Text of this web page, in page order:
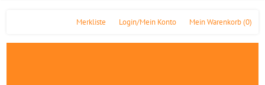
Mein Warenkorb(0)
Login/Mein Konto
Merkliste